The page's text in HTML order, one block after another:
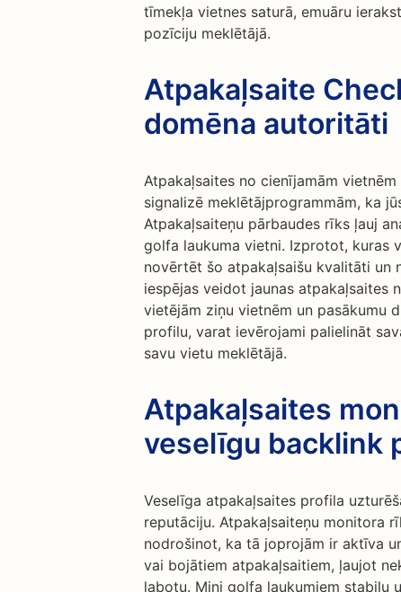
tīmekļa vietnes saturā, emuāru
pozīciju meklētājā.
Atpakaļsaite
domēna autoritāti
Atpakaļsaites no cienījamām
signalizē meklētājprogrammām, ka
Atpakaļsaiteņu pārbaudes rīks ļauj
golfa laukuma vietni. Izprotot, kuras
novērtēt šo atpakaļsaišu kvalitāti un
iespējas veidot jaunas atpakaļsaites
vietējām ziņu vietnēm un pasākumu
profilu, varat ievērojami palielināt
savu vietu meklētājā.
Atpakaļsaites
veselīgu backlink
Veselīga atpakaļsaites profila
reputāciju. Atpakaļsaiteņu monitora
nodrošinot, ka tā joprojām ir aktīva
vai bojātiem atpakaļsaitiem, ļaujot
labotu. Mini golfa laukumiem stabilu